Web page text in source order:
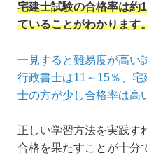
宅建士試験の合格率は約
ていることがわかります
一見すると難易度が高い
行政書士は11～15％、
士の方が少し合格率は高
正しい学習方法を実践す
合格を果たすことが十分